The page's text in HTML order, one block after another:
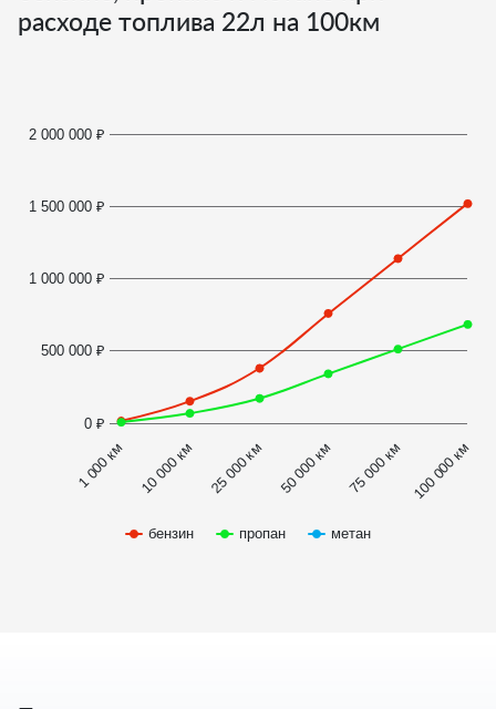
расходе топлива 22л на 100км
бензин пропан метан
1 000 км 10 000 км 25 000 км 50 000 км 75 000 км 100 000 км
0 ₽
500 000 ₽
1 000 000 ₽
1 500 000 ₽
2 000 000 ₽